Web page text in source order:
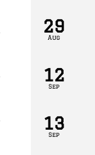
29
Aug
12
Sep
13
Sep